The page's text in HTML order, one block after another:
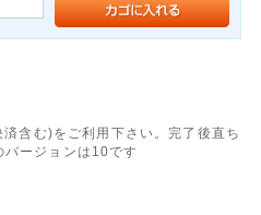
含む)をご利用下さい。完了後直ち
ージョンは10です